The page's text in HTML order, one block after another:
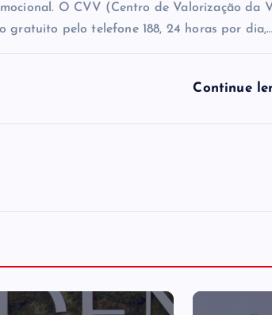
O CVV (Centro de Valorização da
gratuito pelo telefone 188, 24 horas por dia,…
Continue